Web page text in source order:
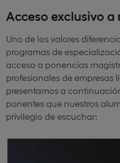
Acceso exclusivo a
Uno de los valores
programas de
acceso a ponencias
profesionales de empresas
presentamos a
ponentes que nuestros
privilegio de escuchar: